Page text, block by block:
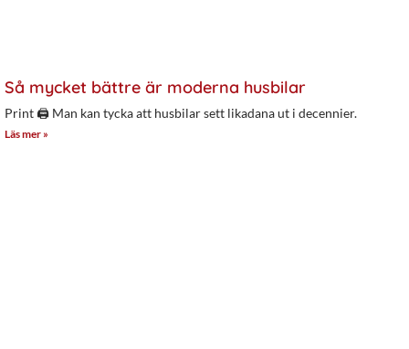
Så mycket bättre är moderna husbilar
Print 🖨 Man kan tycka att husbilar sett likadana ut i decennier.
Läs mer »